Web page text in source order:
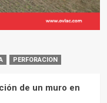
PERFORACION
de un muro en